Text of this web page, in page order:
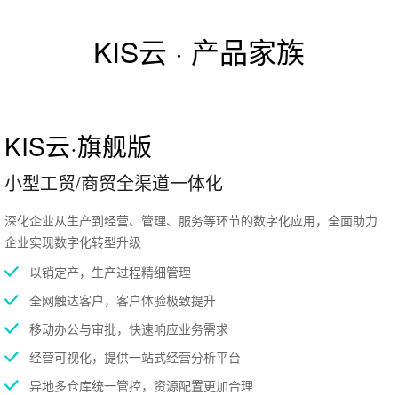
KIS云 · 产品家族
KIS云·旗舰版
小型工贸/商贸全渠道一体化
深化企业从生产到经营、管理、服务等环节的数字化应用，全面助力
企业实现数字化转型升级
以销定产，生产过程精细管理
全网触达客户，客户体验极致提升
移动办公与审批，快速响应业务需求
经营可视化，提供一站式经营分析平台
异地多仓库统一管控，资源配置更加合理